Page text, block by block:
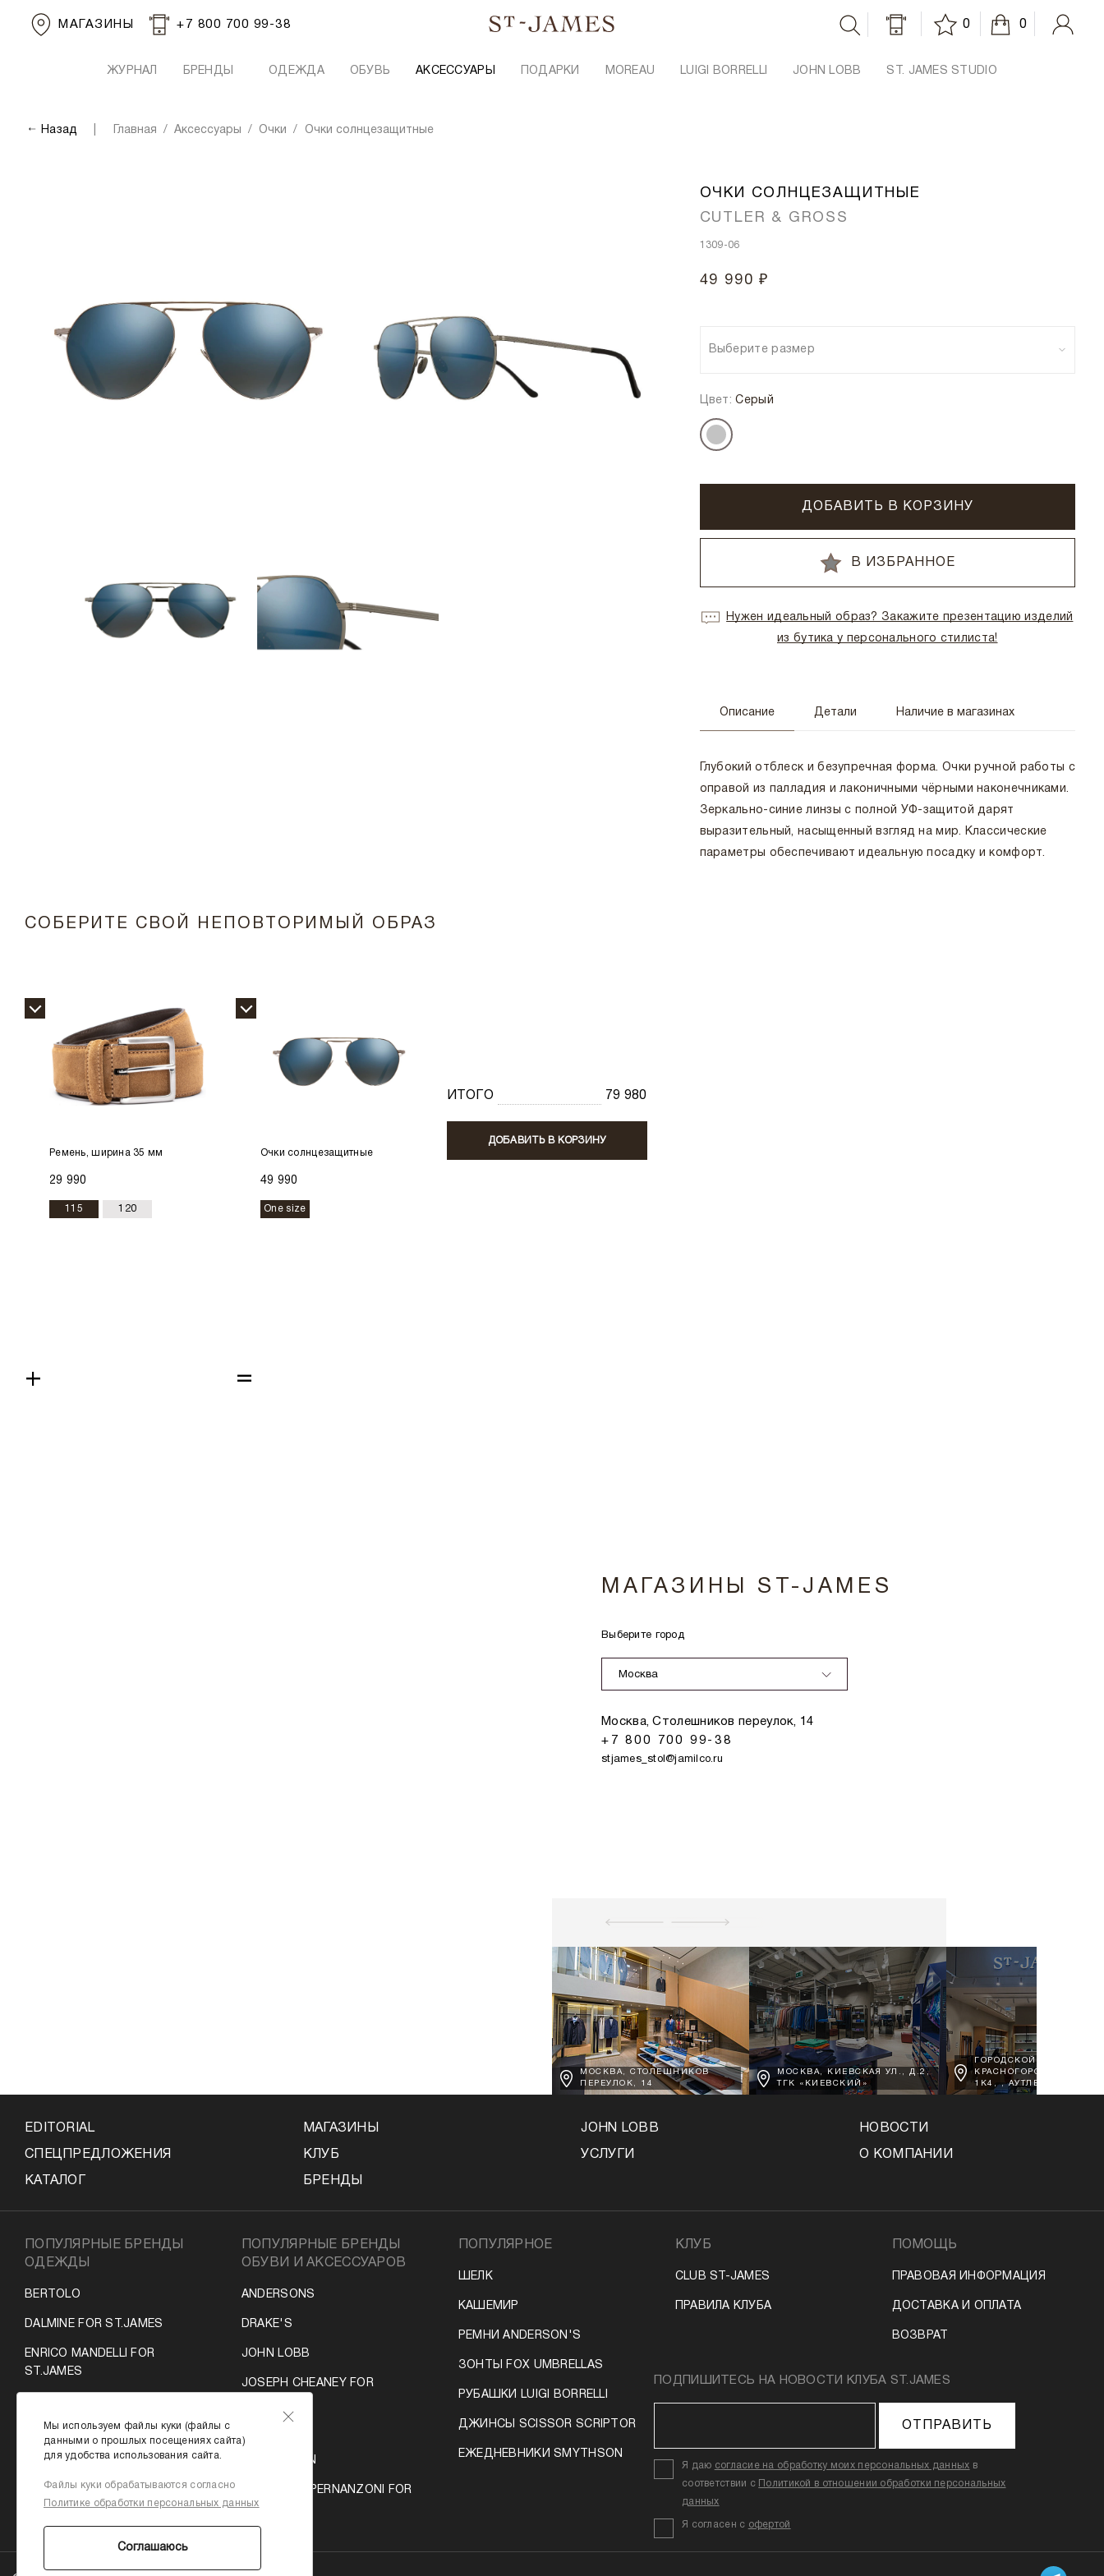
МАГАЗИНЫ +7 800 700 99-38 0 0
ЖУРНАЛ БРЕНДЫ ОДЕЖДА ОБУВЬ АКСЕССУАРЫ ПОДАРКИ MOREAU LUIGI BORRELLI JOHN LOBB ST. JAMES STUDIO
Назад Главная Аксессуары Очки Очки солнцезащитные
ОЧКИ СОЛНЦЕЗАЩИТНЫЕ
CUTLER & GROSS
1309-06
49 990 ₽
Выберите размер
Цвет:Серый
ДОБАВИТЬ В КОРЗИНУ
В ИЗБРАННОЕ
Нужен идеальный образ? Закажите презентацию изделий
из бутика у персонального стилиста!
Описание Детали Наличие в магазинах
Глубокий отблеск и безупречная форма. Очки ручной работы с
оправой из палладия и лаконичными чёрными наконечниками.
Зеркально-синие линзы с полной УФ-защитой дарят
выразительный, насыщенный взгляд на мир. Классические
параметры обеспечивают идеальную посадку и комфорт.
СОБЕРИТЕ СВОЙ НЕПОВТОРИМЫЙ ОБРАЗ
Ремень, ширина 35 мм
29 990
115 120
+
Очки солнцезащитные
49 990
One size
=
ИТОГО 79 980
ДОБАВИТЬ В КОРЗИНУ
МАГАЗИНЫ ST-JAMES
Выберите город
Москва
Москва, Столешников переулок, 14
+7 800 700 99-38
stjames_stol@jamilco.ru
МОСКВА, СТОЛЕШНИКОВ
ПЕРЕУЛОК, 14
МОСКВА, КИЕВСКАЯ УЛ., Д.2,
ТГК «КИЕВСКИЙ»
ГОРОДСКОЙ ОКРУГ
КРАСНОГОРСК, Д.
1К4, , АУТЛЕТ
EDITORIAL МАГАЗИНЫ JOHN LOBB НОВОСТИ
СПЕЦПРЕДЛОЖЕНИЯ КЛУБ УСЛУГИ О КОМПАНИИ
КАТАЛОГ БРЕНДЫ
ПОПУЛЯРНЫЕ БРЕНДЫ
ОДЕЖДЫ
BERTOLO
DALMINE FOR ST.JAMES
ENRICO MANDELLI FOR
ST.JAMES
MOORER
ROTA
SCISSOR SCRIPTOR
ПОПУЛЯРНЫЕ БРЕНДЫ
ОБУВИ И АКСЕССУАРОВ
ANDERSONS
DRAKE'S
JOHN LOBB
JOSEPH CHEANEY FOR
VILEBREQUIN
VITTORIO SPERNANZONI FOR
ST-JAMES
ПОПУЛЯРНОЕ
ШЕЛК
КАШЕМИР
РЕМНИ ANDERSON'S
ЗОНТЫ FOX UMBRELLAS
РУБАШКИ LUIGI BORRELLI
ДЖИНСЫ SCISSOR SCRIPTOR
ЕЖЕДНЕВНИКИ SMYTHSON
КЛУБ
CLUB ST-JAMES
ПРАВИЛА КЛУБА
ПОМОЩЬ
ПРАВОВАЯ ИНФОРМАЦИЯ
ДОСТАВКА И ОПЛАТА
ВОЗВРАТ
ПОДПИШИТЕСЬ НА НОВОСТИ КЛУБА ST.JAMES
ОТПРАВИТЬ
Я даю согласие на обработку моих персональных данных в
соответствии с
Политикой в отношении обработки персональных
данных
Я согласен с офертой
Мы используем файлы куки (файлы с
данными о прошлых посещениях сайта)
для удобства использования сайта.
Файлы куки обрабатываются согласно
Политике обработки персональных данных
Соглашаюсь